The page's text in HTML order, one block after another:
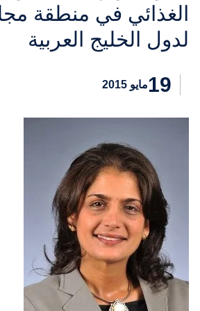
الغذائي في منطقة
لدول الخليج العربية
19مايو 2015